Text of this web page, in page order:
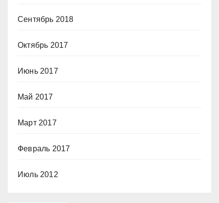
Сентябрь 2018
Октябрь 2017
Июнь 2017
Май 2017
Март 2017
Февраль 2017
Июль 2012